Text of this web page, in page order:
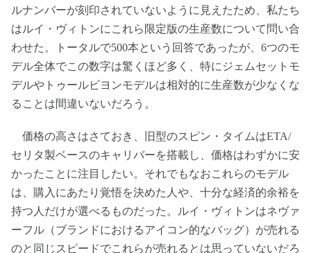
ルナンバーが刻印されていないように見えたため、私たち
はルイ・ヴィトンにこれら限定版の生産数について問い合
わせた。トータルで500本という回答であったが、6つのモ
デル全体でこの数字は驚くほど多く、特にジェムセットモ
デルやトゥールビヨンモデルは相対的に生産数が少なくな
ることは間違いないだろう。
価格の高さはさておき、旧型のスピン・タイムはETA/
セリタ製ベースのキャリバーを搭載し、価格はわずかに安
かったことに注目したい。それでもなおこれらのモデル
は、購入にあたり覚悟を決めた人や、十分な経済的余裕を
持つ人だけが選べるものだった。ルイ・ヴィトンはネヴァ
ーフル（ブランドにおけるアイコン的なバッグ）が売れる
のと同じスピードでこれらが売れるとは思っていないだろ